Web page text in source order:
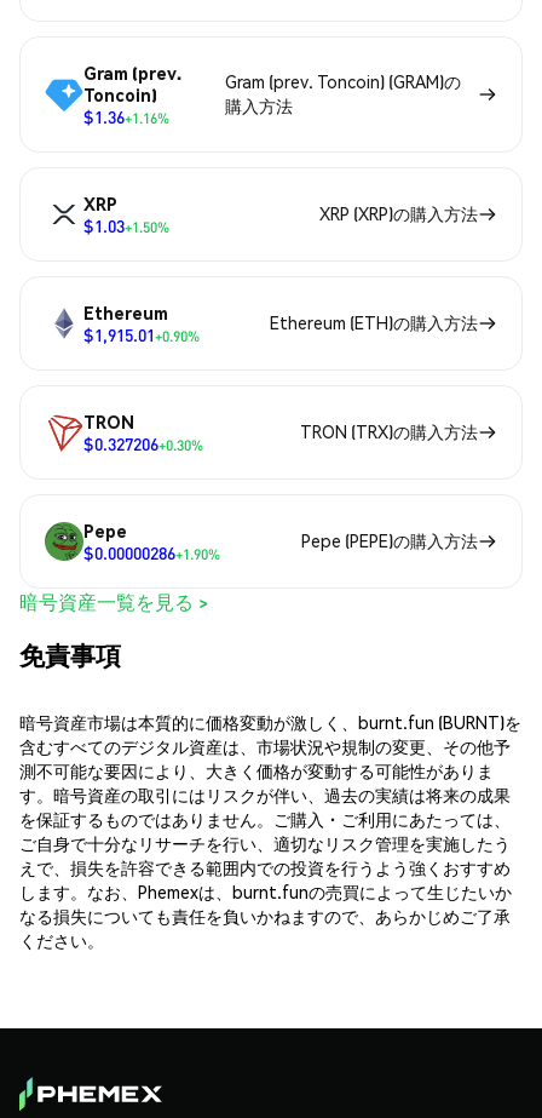
Gram (prev.
Toncoin)
$1.36+1.16%
Gram (prev. Toncoin) (GRAM)の
購入方法
XRP
$1.03+1.50%
XRP (XRP)の購入方法
Ethereum
$1,915.01+0.90%
Ethereum (ETH)の購入方法
TRON
$0.327206+0.30%
TRON (TRX)の購入方法
Pepe
$0.00000286+1.90%
Pepe (PEPE)の購入方法
暗号資産一覧を見る >
免責事項
暗号資産市場は本質的に価格変動が激しく、burnt.fun (BURNT)を
含むすべてのデジタル資産は、市場状況や規制の変更、その他予
測不可能な要因により、大きく価格が変動する可能性がありま
す。暗号資産の取引にはリスクが伴い、過去の実績は将来の成果
を保証するものではありません。ご購入・ご利用にあたっては、
ご自身で十分なリサーチを行い、適切なリスク管理を実施したう
えで、損失を許容できる範囲内での投資を行うよう強くおすすめ
します。なお、Phemexは、burnt.funの売買によって生じたいか
なる損失についても責任を負いかねますので、あらかじめご了承
ください。